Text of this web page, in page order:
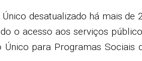
desatualizado há mais de
o acesso aos serviços
para Programas Sociais